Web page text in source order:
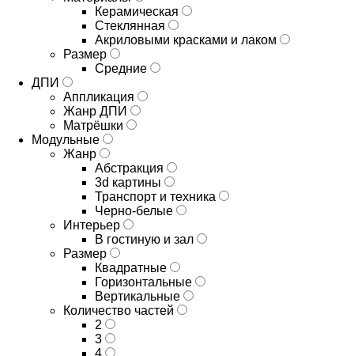
Керамическая
Стеклянная
Акриловыми красками и лаком
Размер
Средние
ДПИ
Аппликация
Жанр ДПИ
Матрёшки
Модульные
Жанр
Абстракция
3d картины
Транспорт и техника
Черно-белые
Интерьер
В гостиную и зал
Размер
Квадратные
Горизонтальные
Вертикальные
Количество частей
2
3
4